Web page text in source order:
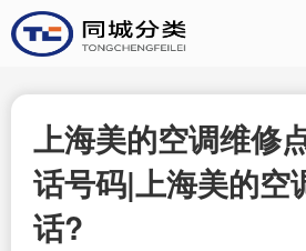
上海美的空调维修
话号码|上海美的空
话?